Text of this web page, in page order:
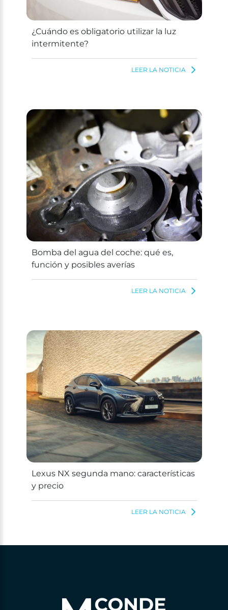
¿Cuándo es obligatorio utilizar la luz
intermitente?
LEER LA NOTICIA
Bomba del agua del coche: qué es,
función y posibles averías
LEER LA NOTICIA
Lexus NX segunda mano: características
y precio
LEER LA NOTICIA